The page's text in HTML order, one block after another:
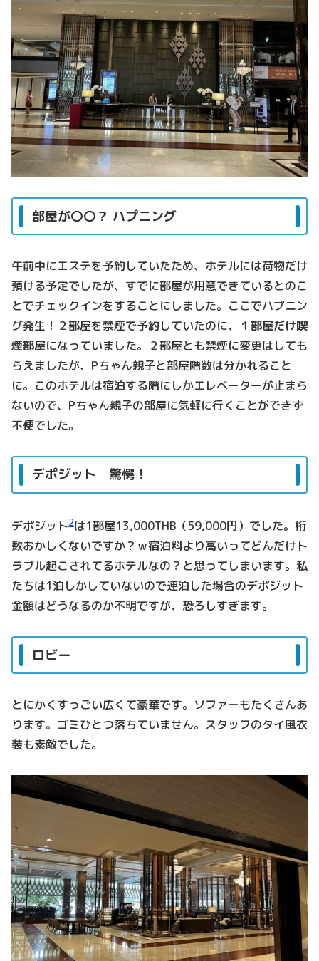
部屋が〇〇？ ハプニング
午前中にエステを予約していたため、ホテルには荷物だけ
預ける予定でしたが、すでに部屋が用意できているとのこ
とでチェックインをすることにしました。ここでハプニン
グ発生！２部屋を禁煙で予約していたのに、
１部屋だけ喫
煙部屋になっていました。２部屋とも禁煙に変更はしても
らえましたが、Pちゃん親子と部屋階数は分かれること
に。このホテルは宿泊する階にしかエレベーターが止まら
ないので、Pちゃん親子の部屋に気軽に行くことができず
不便でした。
デポジット 驚愕！
デポジット2は1部屋13,000THB（59,000円）でした。桁
数おかしくないですか？ｗ宿泊料より高いってどんだけト
ラブル起こされてるホテルなの？と思ってしまいます。私
たちは1泊しかしていないので連泊した場合のデポジット
金額はどうなるのか不明ですが、恐ろしすぎます。
ロビー
とにかくすっごい広くて豪華です。ソファーもたくさんあ
ります。ゴミひとつ落ちていません。スタッフのタイ風衣
装も素敵でした。